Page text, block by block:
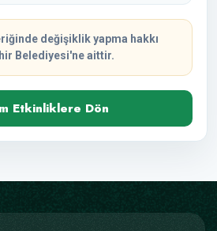
değişiklik yapma hakkı
Belediyesi'ne aittir.
Etkinliklere Dön